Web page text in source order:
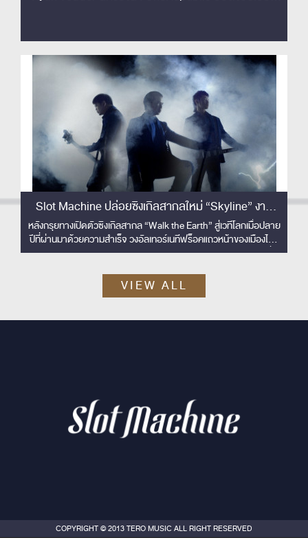
Slot Machine ปล่อยซิงเกิลสากลใหม่ “Skyline” งาน
ดนตรีปลดจินตนาการเหนือขอบฟ้า พร้อมส่งมิวสิควิดีโอ
คอนเซปต์ล้ำ ไร้ขีดจำกัด !!
หลังกรุยทางเปิดตัวซิงเกิลสากล “Walk the Earth” สู่เวทีโลกเมื่อปลาย
ปีที่ผ่านมาด้วยความสำเร็จ วงอัลเทอร์เนทีฟร็อคแถวหน้าของเมืองไทย
Slot Machine ค่าย Tero Music ได้เวลาปล่อยซิงเกิลสากลลำดับที่ 2
VIEW ALL
COPYRIGHT © 2013 TERO MUSIC ALL RIGHT RESERVED